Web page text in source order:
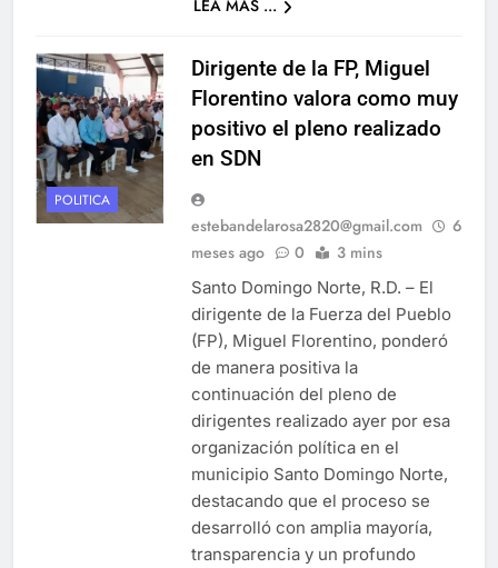
LEA MAS ...
POLITICA
Dirigente de la FP, Miguel
Florentino valora como muy
positivo el pleno realizado
en SDN
estebandelarosa2820@gmail.com
6
meses ago
0 3 mins
Santo Domingo Norte, R.D. – El
dirigente de la Fuerza del Pueblo
(FP), Miguel Florentino, ponderó
de manera positiva la
continuación del pleno de
dirigentes realizado ayer por esa
organización política en el
municipio Santo Domingo Norte,
destacando que el proceso se
desarrolló con amplia mayoría,
transparencia y un profundo